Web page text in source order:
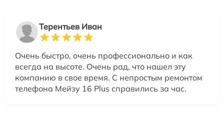
Терентьев Иван
Очень быстро, очень профессионально и как
всегда на высоте. Очень рад, что нашел эту
компанию в свое время. С непростым ремонтом
телефона Мейзу 16 Plus справились за час.